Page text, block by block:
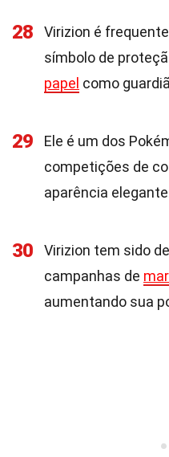
28
Virizion é
símbolo de
papel como
29
Ele é um dos
competições de
aparência
30
Virizion tem sido
campanhas de
aumentando sua